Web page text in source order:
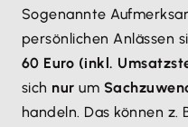
Sogenannte
persönlichen Anlässen
60 Euro (inkl.
sich nurum
handeln. Das können z.